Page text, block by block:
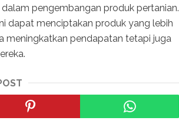
pengembangan produk pertanian.
dapat menciptakan produk yang lebih
meningkatkan pendapatan tetapi juga